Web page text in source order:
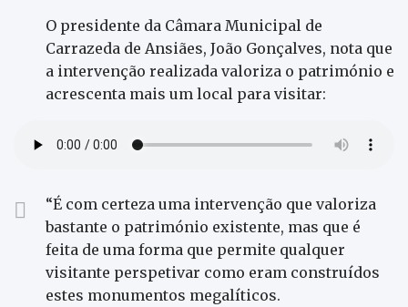
O presidente da Câmara Municipal de
Carrazeda de Ansiães, João Gonçalves, nota que
a intervenção realizada valoriza o património e
acrescenta mais um local para visitar:
“É com certeza uma intervenção que valoriza
bastante o património existente, mas que é
feita de uma forma que permite qualquer
visitante perspetivar como eram construídos
estes monumentos megalíticos.